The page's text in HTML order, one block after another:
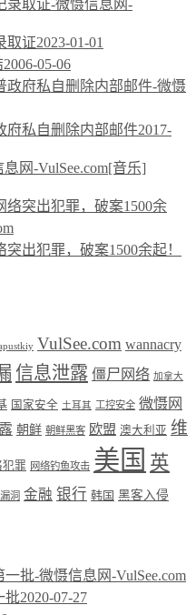
取证2023-01-01
2006-05-06
府私自删除内部邮件2017-
[音乐]
出犯罪，破案1500余起！
VulSee.com wannacry
信息泄露 僵尸网络 加拿大
国家安全 土耳其 工控安全 微慑网
朝鲜 朝鲜黑客 欧盟 澳大利亚 维
犯罪 网络钓鱼攻击 美国 英
洞 金融 银行 韩国 黑客入侵
批2020-07-27